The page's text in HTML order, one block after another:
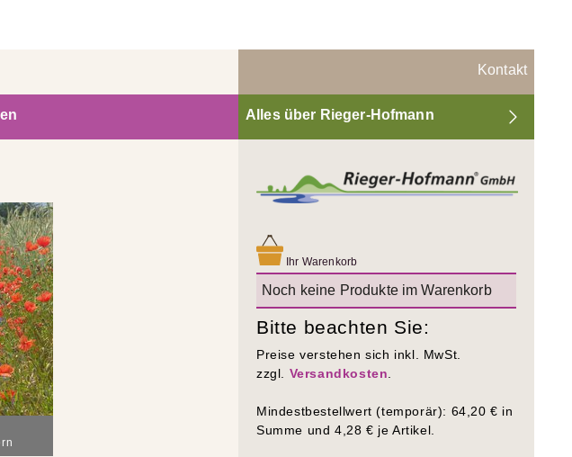
Kontakt
Alles über Rieger-Hofmann
Ihr Warenkorb
Noch keine Produkte im Warenkorb
Bitte beachten Sie:
Preise verstehen sich inkl. MwSt.
zzgl. Versandkosten
Mindestbestellwert (temporär): 64,20 € in
Summe und 4,28 € je Artikel.